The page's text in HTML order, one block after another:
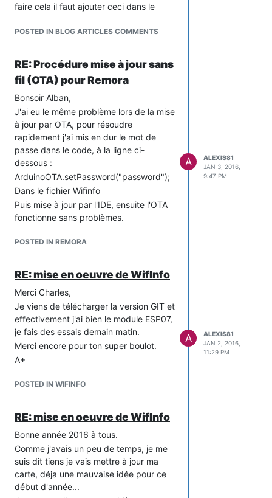
faire cela il faut ajouter ceci dans le
Fichier Wifinfo :
//-- Ajout pour lire ADC interne
Fichier webserver.cpp :
response += seconds;
//-- Ajout pour envoyer la tension interne
response += F(",\"VCC \":");
Ainsi nous avons la tension
d'alimentation en mVolts vers la sortie
JSON :
"_UPTIME":564,"VCC
Bon il me reste plus qu'à rajouter
l'ESP quand la tension de l'accu est trop
faible.
A+
POSTED IN BLOG ARTICLES COMMENTS
RE: Procédure mise à jour sans
fil (OTA) pour Remora
Bonsoir Alban,
J'ai eu le même problème lors de la mise
à jour par OTA, pour résoudre
rapidement j'ai mis en dur le mot de
passe dans le code, à la ligne ci-
dessous :
ArduinoOTA.setPassword("password");
Dans le fichier Wifinfo
Puis mise à jour par l'IDE, ensuite l'OTA
fonctionne sans problèmes.
POSTED IN REMORA
A
ALEXIS81
JAN 3, 2016,
9:47 PM
RE: mise en oeuvre de WifInfo
Merci Charles,
Je viens de télécharger la version GIT et
effectivement j'ai bien le module ESP07,
je fais des essais demain matin.
Merci encore pour ton super boulot.
A+
POSTED IN WIFINFO
A
ALEXIS81
JAN 2, 2016,
11:29 PM
RE: mise en oeuvre de WifInfo
Bonne année 2016 à tous.
Comme j'avais un peu de temps, je me
suis dit tiens je vais mettre à jour ma
carte, déja une mauvaise idée pour ce
début d'année...